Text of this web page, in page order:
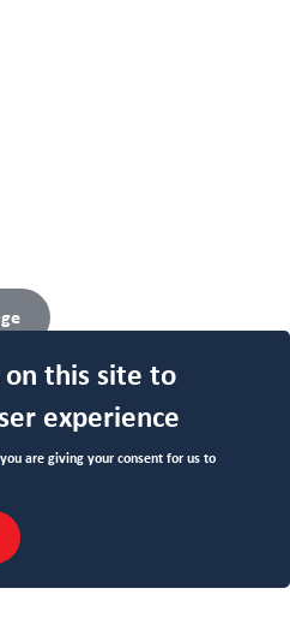
Nationale.
on this site to
experience
are giving your consent for us to